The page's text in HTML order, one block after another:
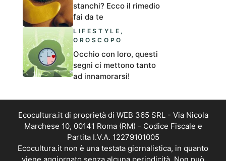
stanchi? Ecco il rimedio
fai da te
LIFESTYLE ,
OROSCOPO
Occhio con loro, questi
segni ci mettono tanto
ad innamorarsi!
Ecocultura.it di proprietà di WEB 365 SRL - Via Nicola
Marchese 10, 00141 Roma (RM) - Codice Fiscale e
Partita I.V.A. 12279101005
Ecocultura.it non è una testata giornalistica, in quanto
viene aggiornato senza alcuna periodicità. Non può